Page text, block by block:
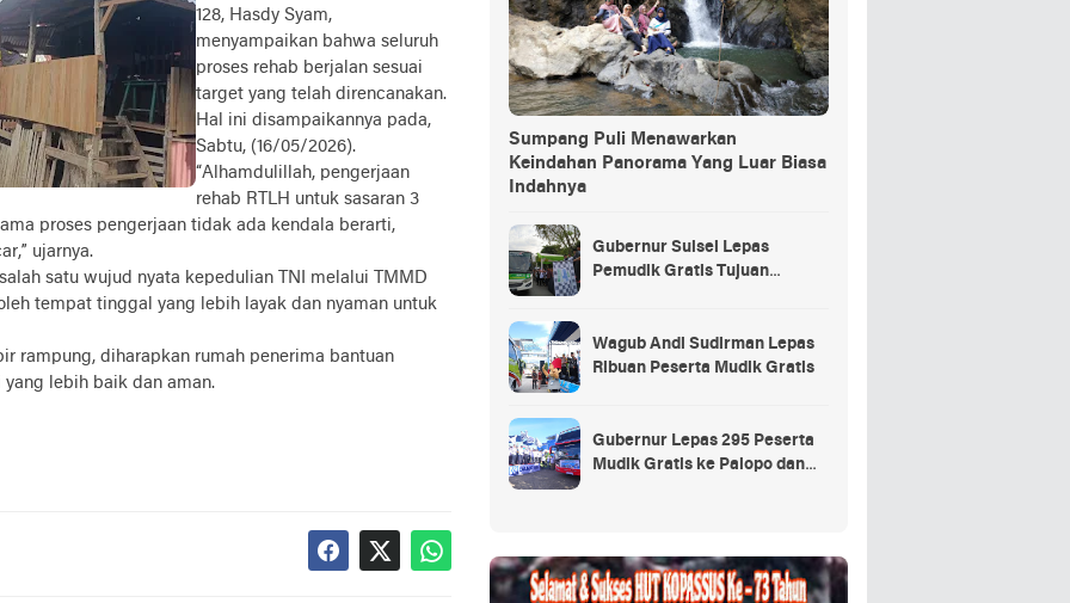
128, Hasdy Syam,
menyampaikan bahwa seluruh
proses rehab berjalan sesuai
target yang telah direncanakan.
Hal ini disampaikannya pada,
Sabtu, (16/05/2026).
“Alhamdulillah, pengerjaan
rehab RTLH untuk sasaran 3
proses pengerjaan tidak ada kendala berarti,
ujarnya.
satu wujud nyata kepedulian TNI melalui TMMD
tempat tinggal yang lebih layak dan nyaman untuk
rampung, diharapkan rumah penerima bantuan
lebih baik dan aman.
Sumpang Puli Menawarkan
Keindahan Panorama Yang Luar Biasa
Indahnya
Gubernur Sulsel Lepas
Pemudik Gratis Tujuan
Wagub Andi Sudirman Lepas
Ribuan Peserta Mudik Gratis
Gubernur Lepas 295 Peserta
Mudik Gratis ke Palopo dan